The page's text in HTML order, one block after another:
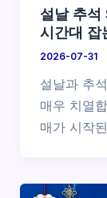
설날 추석
시간대 잡
2026-07-31
설날과 추
매우 치열
매가 시작